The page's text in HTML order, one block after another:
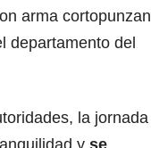
arma
departamento del
la